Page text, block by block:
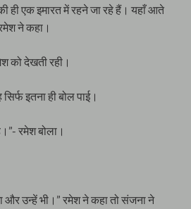
ही एक इमारत में रहने जा रहे हैं। यहाँ आते
ने कहा।
देखती रही।
इतना ही बोल पाई।
रमेश बोला।
और उन्हें भी।” रमेश ने कहा तो संजना ने